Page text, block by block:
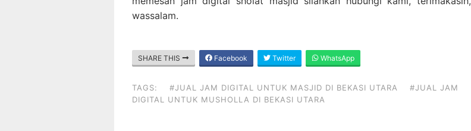
wassalam.
SHARE THIS Facebook Twitter WhatsApp
TAGS: #JUAL JAM DIGITAL UNTUK MASJID DI BEKASI UTARA
#JUAL JAM
DIGITAL UNTUK MUSHOLLA DI BEKASI UTARA